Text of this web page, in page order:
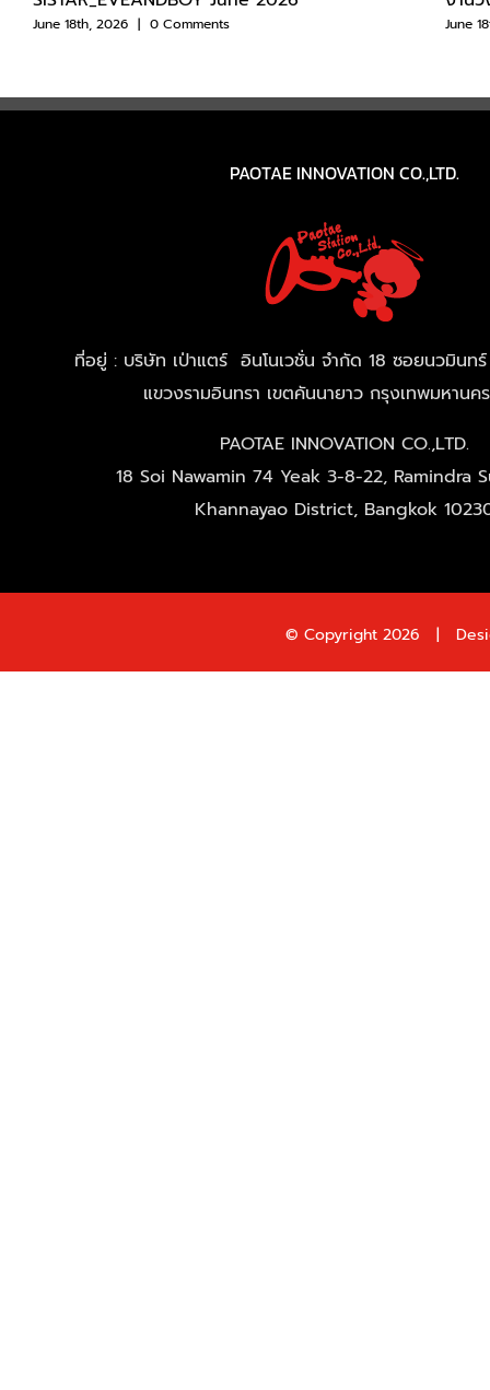
June 18th, 2026 | 0 Comments June
PAOTAE INNOVATION CO.,LTD.
ที่อยู่ : บริษัท เป่าแตร์ อินโนเวชั่น จำกัด 18 ซอยนวมินท
แขวงรามอินทรา เขตคันนายาว กรุงเทพมหานค
PAOTAE INNOVATION CO.,LTD.
18 Soi Nawamin 74 Yeak 3-8-22, Ramindra
Khannayao District, Bangkok
© Copyright 2026 |